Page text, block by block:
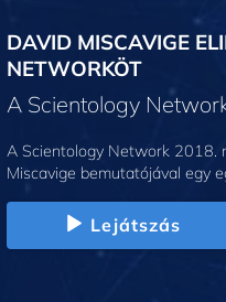
DAVID MISCAVIGE
NETWORKÖT
A Scientology
A Scientology Network 2018.
Miscavige bemutatójával egy
Lejátszás